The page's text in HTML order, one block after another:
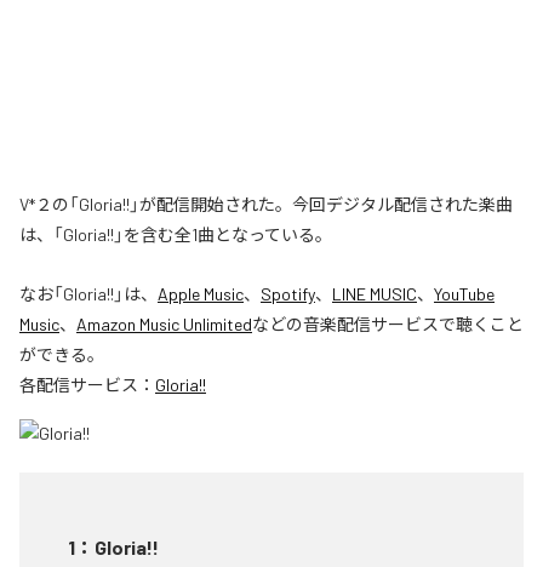
V*２の「Gloria!!」が配信開始された。今回デジタル配信された楽曲
は、「Gloria!!」を含む全1曲となっている。
なお「Gloria!! 」は、 Apple Music、 Spotify、 LINE MUSIC、 YouTube
Music、 Amazon Music Unlimitedなどの音楽配信サービスで聴くこと
ができる。
各配信サービス： Gloria!!
1 ： Gloria!!